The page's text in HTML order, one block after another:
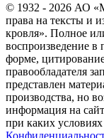
© 1932 - 2026 АО
права на тексты и
кровля». Полное
воспроизведение в
форме,
правообладателя
представлен
производства, но
информация на
при каких